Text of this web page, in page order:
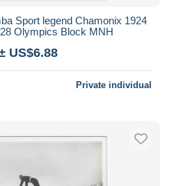
Sport legend Chamonix 1924
Olympics Block MNH
US$6.88
Private individual